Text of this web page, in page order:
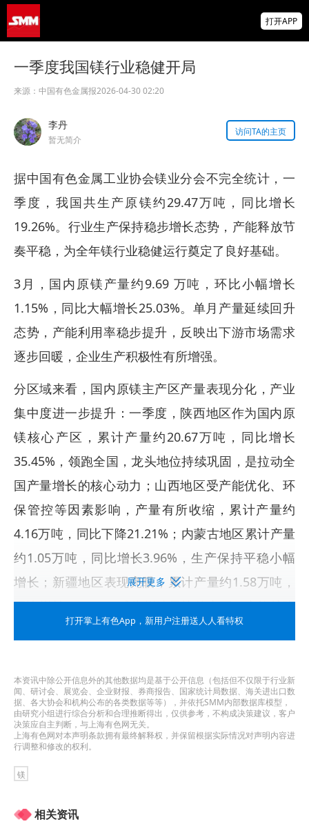
寻锌行业破局发展新机遇
美国拟投30亿美元扶持关键矿产
打开APP
一季度我国镁行业稳健开局
来源： 中国有色金属报2026-04-30 02:20
李丹
暂无简介
访问TA的主页
据中国有色金属工业协会镁业分会不完全统计，一
季度，我国共生产原镁约29.47万吨，同比增长
19.26%。行业生产保持稳步增长态势，产能释放节
奏平稳，为全年镁行业稳健运行奠定了良好基础。
3月，国内原镁产量约9.69 万吨，环比小幅增长
1.15%，同比大幅增长25.03%。单月产量延续回升
态势，产能利用率稳步提升，反映出下游市场需求
逐步回暖，企业生产积极性有所增强。
分区域来看，国内原镁主产区产量表现分化，产业
集中度进一步提升：一季度，陕西地区作为国内原
镁核心产区，累计产量约20.67万吨，同比增长
35.45%，领跑全国，龙头地位持续巩固，是拉动全
国产量增长的核心动力；山西地区受产能优化、环
保管控等因素影响，产量有所收缩，累计产量约
4.16万吨，同比下降21.21%；内蒙古地区累计产量
约1.05万吨，同比增长3.96%，生产保持平稳小幅
增长；新疆地区表现亮眼，累计产量约1.58万吨，
同比增长71.74%，成为增速最快的产区，产能扩张
势头强劲；其他地区合计产量约2.01万吨，生产保
整体而言，一季度，我国镁行业呈现 “总量增长、区
域分化”的运行特征，主产区产能优势凸显，新兴产
区增长动能充沛，行业整体供需格局逐步改善，为
撑。
展开更多
打开掌上有色App ，新用户注册送人人看特权
本资讯中除公开信息外的其他数据均是基于公开信息（包括但不仅限于行业新
闻、研讨会、展览会、企业财报、券商报告、国家统计局数据、海关进出口数
据、各大协会和机构公布的各类数据等等），并依托SMM内部数据库模型，
由研究小组进行综合分析和合理推断得出，仅供参考，不构成决策建议，客户
决策应自主判断，与上海有色网无关。
上海有色网对本声明条款拥有最终解释权，并保留根据实际情况对声明内容进
行调整和修改的权利。
镁
相关资讯